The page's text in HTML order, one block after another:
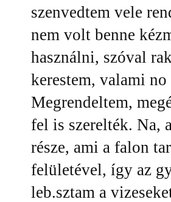
szenvedtem vele
nem volt benne
használni, szóval
kerestem, valami
Megrendeltem,
fel is szerelték. Na,
része, ami a falon
felületével, így az
leb.sztam a